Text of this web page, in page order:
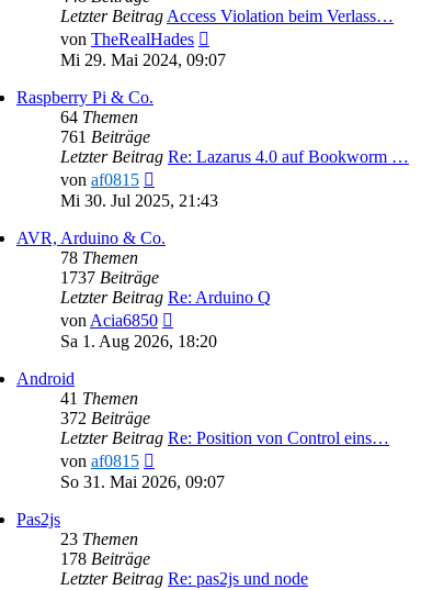
Letzter Beitrag Access Violation beim Verlass…
von TheRealHades
Beitrag
Mi 29. Mai 2024, 09:07
Raspberry Pi & Co.
64 Themen
761 Beiträge
Letzter Beitrag Re: Lazarus 4.0 auf Bookworm …
von af0815
Beitrag
Mi 30. Jul 2025, 21:43
AVR, Arduino & Co.
78 Themen
1737 Beiträge
Letzter Beitrag Re: Arduino Q
von Acia6850
Beitrag
Sa 1. Aug 2026, 18:20
Android
41 Themen
372 Beiträge
Letzter Beitrag Re: Position von Control eins…
von af0815
Beitrag
So 31. Mai 2026, 09:07
Pas2js
23 Themen
178 Beiträge
Letzter Beitrag Re: pas2js und node